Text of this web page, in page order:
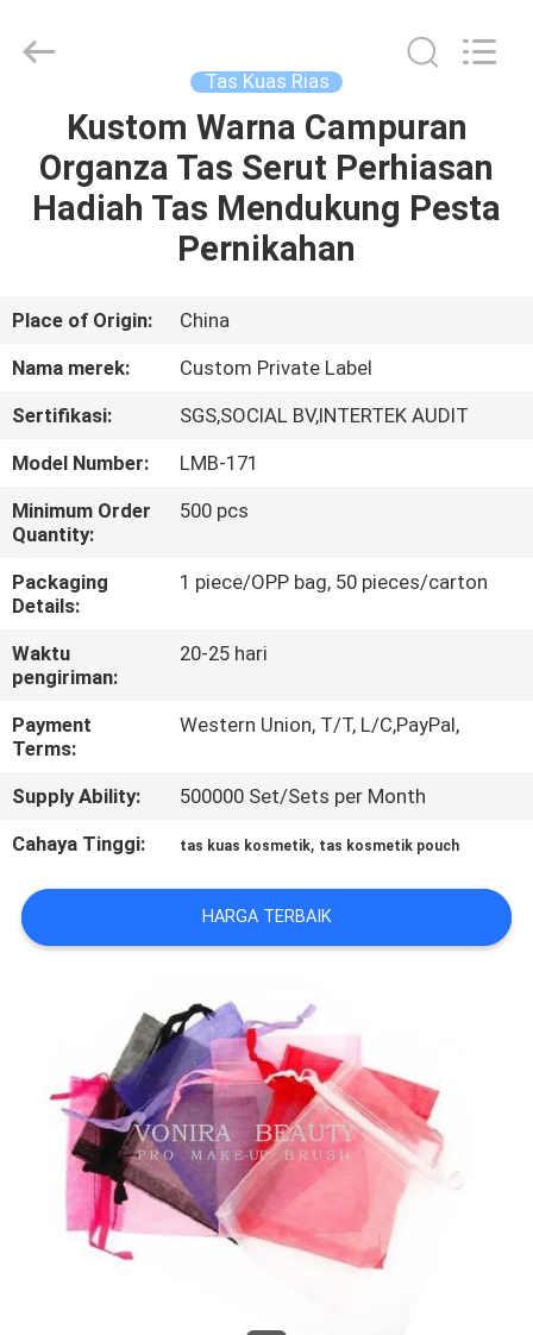
RUMAH
PRODUK
KAMI
PABRIK
KONTROL
KUALITAS
POLICY
Tas Kuas Rias
Kustom Warna Campuran
Organza Tas Serut Perhiasan
Hadiah Tas Mendukung Pesta
Pernikahan
Place of Origin:
China
Nama merek:
Custom Private Label
Sertifikasi:
SGS,SOCIAL BV,INTERTEK AUDIT
Model Number:
LMB-171
Minimum Order
Quantity:
500 pcs
Packaging
Details:
1 piece/OPP bag, 50 pieces/carton
Waktu
pengiriman:
20-25 hari
Payment
Terms:
Western Union, T/T, L/C,PayPal,
Supply Ability:
500000 Set/Sets per Month
Cahaya Tinggi:
tas kuas kosmetik, tas kosmetik pouch
HARGA TERBAIK